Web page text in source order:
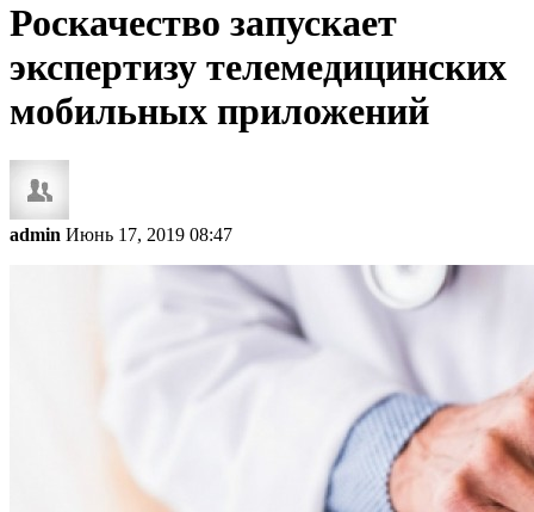
Роскачество запускает
экспертизу телемедицинских
мобильных приложений
admin Июнь 17, 2019 08:47